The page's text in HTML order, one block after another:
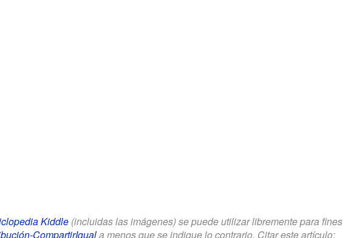
Kiddle(incluidas las imágenes) se puede utilizar libremente para fines
CompartirIguala menos que se indique lo contrario. Citar este artículo: